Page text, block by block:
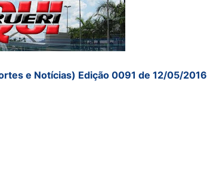
e Notícias) Edição 0091 de 12/05/2016